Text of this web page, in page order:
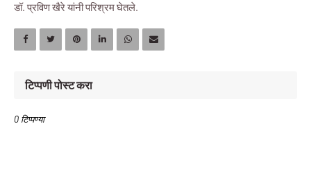
डॉ. प्रविण खैरे यांनी परिश्रम घेतले.
टिप्पणी पोस्ट करा
0 टिप्पण्या